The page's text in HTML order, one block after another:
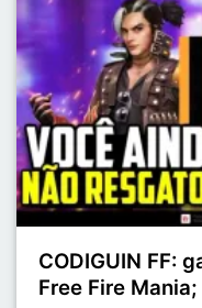
CODIGUIN FF:
Free Fire